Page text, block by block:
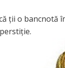
ții o